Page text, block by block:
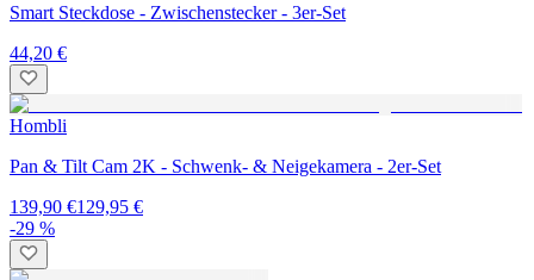
Smart Steckdose - Zwischenstecker - 3er-Set
44,20 €
Hombli
Pan & Tilt Cam 2K - Schwenk- & Neigekamera - 2er-Set
139,90 €129,95 €
-29 %